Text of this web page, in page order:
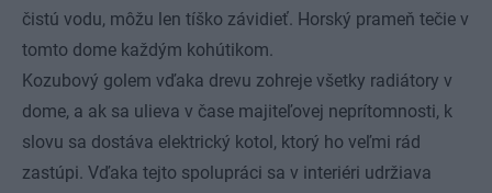
čistú vodu, môžu len tíško závidieť. Horský prameň tečie v
tomto dome každým kohútikom.
Kozubový golem vďaka drevu zohreje všetky radiátory v
dome, a ak sa ulieva v čase majiteľovej neprítomnosti, k
slovu sa dostáva elektrický kotol, ktorý ho veľmi rád
zastúpi. Vďaka tejto spolupráci sa v interiéri udržiava